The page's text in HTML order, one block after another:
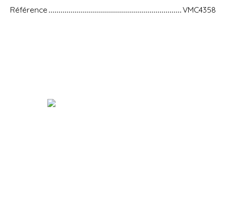
Référence
VMC4358